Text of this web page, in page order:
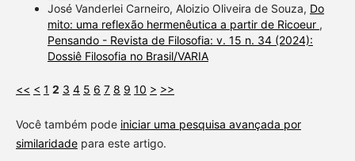
José Vanderlei Carneiro, Aloizio Oliveira de Souza, Do
mito: uma reflexão hermenêutica a partir de Ricoeur ,
Pensando - Revista de Filosofia: v. 15 n. 34 (2024):
Dossiê Filosofia no Brasil/VARIA
<< < 1 2 3 4 5 6 7 8 9 10 > >>
Você também pode iniciar uma pesquisa avançada por
similaridadepara este artigo.